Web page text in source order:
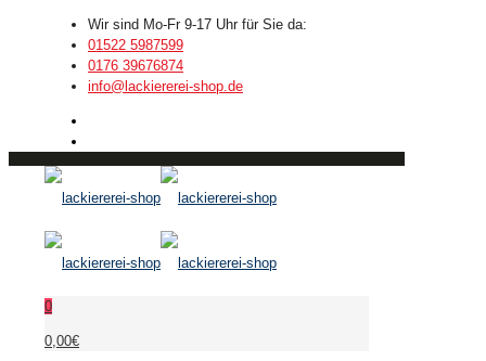
Wir sind Mo-Fr 9-17 Uhr für Sie da:
01522 5987599
0176 39676874
info@lackiererei-shop.de
0
0,00€